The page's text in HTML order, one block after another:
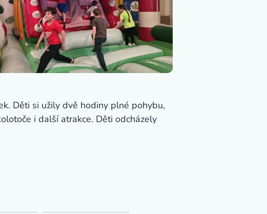
Děti si užily dvě hodiny plné pohybu,
i další atrakce. Děti odcházely